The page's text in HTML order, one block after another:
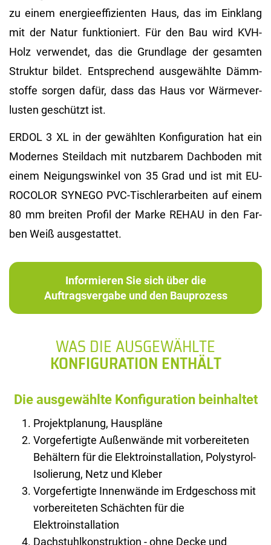
zu einem en­er­gie­ef­fi­zi­en­ten Haus, das im Ein­klang
mit der Natur funk­tio­niert. Für den Bau wird KVH-
Holz ver­wen­det, das die Grund­la­ge der ge­sam­ten
Struk­tur bil­det. Ent­spre­chend aus­ge­wähl­te Dämm­
stof­fe sor­gen dafür, dass das Haus vor Wär­me­ver­
lus­ten ge­schützt ist.
ERDOL 3 XL in der ge­wähl­ten Kon­fi­gu­ra­ti­on hat ein
Mo­der­nes Steil­dach mit nutz­ba­rem Dach­bo­den mit
einem Nei­gungs­win­kel von 35 Grad und ist mit EU­
RO­CO­LOR SYN­EGO PVC-Tisch­ler­ar­bei­ten auf einem
80 mm brei­ten Pro­fil der Marke REHAU in den Far­
ben Weiß aus­ge­stat­tet.
Informieren Sie sich über die
Auftragsvergabe und den Bauprozess
WAS DIE AUSGEWÄHLTE
KONFIGURATION ENTHÄLT
Die ausgewählte Konfiguration beinhaltet
Projektplanung, Hauspläne
Vorgefertigte Außenwände mit vorbereiteten
Behältern für die Elektroinstallation, Polystyrol-
Isolierung, Netz und Kleber
Vorgefertigte Innenwände im Erdgeschoss mit
vorbereiteten Schächten für die
Elektroinstallation
Dachstuhlkonstruktion - ohne Decke und